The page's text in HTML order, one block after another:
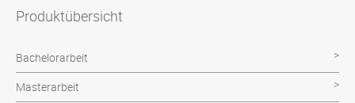
Produktübersicht
Bachelorarbeit
Masterarbeit